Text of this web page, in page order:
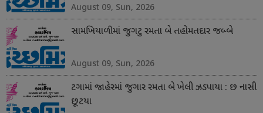
August 09, Sun, 2026
સામખિયાળીમાં જુગટુ રમતા બે તહોમતદાર જબ્બે
August 09, Sun, 2026
ટગામાં જાહેરમાં જુગાર રમતા બે ખેલી ઝડપાયા : છ નાસી
છૂટયા